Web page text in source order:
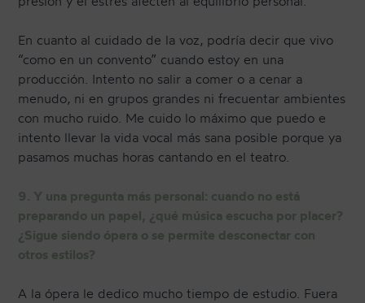
En cuanto al cuidado de la voz, podría decir que vivo
“como en un convento” cuando estoy en una
producción. Intento no salir a comer o a cenar a
menudo, ni en grupos grandes ni frecuentar ambientes
con mucho ruido. Me cuido lo máximo que puedo e
intento llevar la vida vocal más sana posible porque ya
pasamos muchas horas cantando en el teatro.
9. Y una pregunta más personal: cuando no está
preparando un papel, ¿qué música escucha por placer?
¿Sigue siendo ópera o se permite desconectar con
otros estilos?
A la ópera le dedico mucho tiempo de estudio. Fuera